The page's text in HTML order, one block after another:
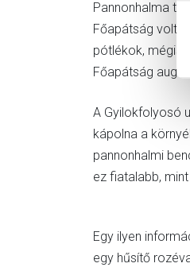
Pannonhalma
Főapátság volt
pótlékok, mégis
Főapátság
A Gyilokfolyosó
kápolna a
pannonhalmi
ez fiatalabb,
Egy ilyen
egy hűsítő